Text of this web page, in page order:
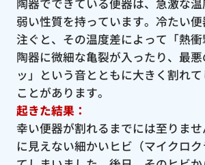
陶器でできている便器は、急激な
弱い性質を持っています。冷たい
注ぐと、その温度差によって「熱衝
陶器に微細な亀裂が入ったり、最
ッ」という音とともに大きく割れ
ことがあります。
起きた結果：
幸い便器が割れるまでには至りま
に見えない細かいヒビ（マイクロ